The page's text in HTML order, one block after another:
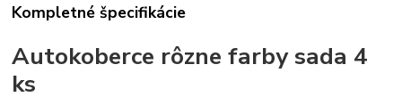
Kompletné špecifikácie
Autokoberce rôzne farby sada 4
ks